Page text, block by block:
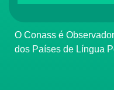
O Conass é Observador Consultivo da Comunidade
dos Países de Língua